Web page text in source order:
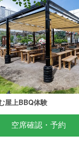
屋上BBQ体験
空席確認・予約